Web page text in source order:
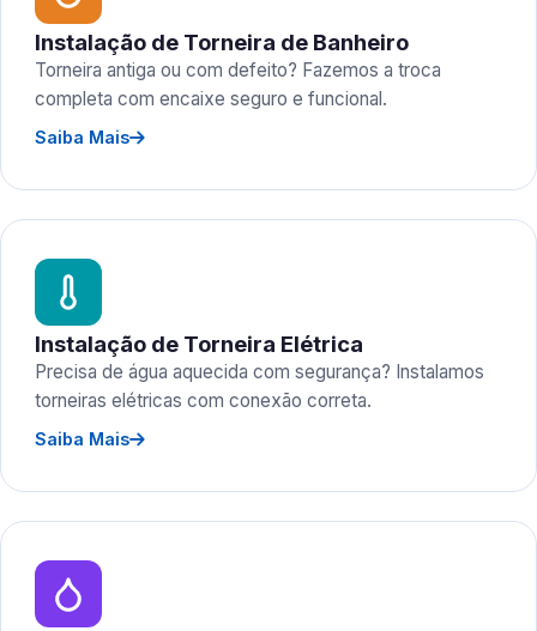
Instalação de Torneira de Banheiro
Torneira antiga ou com defeito? Fazemos a troca
completa com encaixe seguro e funcional.
Saiba Mais
Instalação de Torneira Elétrica
Precisa de água aquecida com segurança? Instalamos
torneiras elétricas com conexão correta.
Saiba Mais